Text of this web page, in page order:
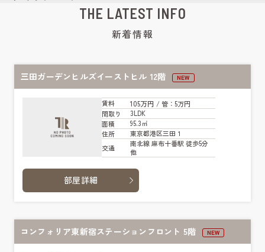
THE LATEST INFO
新着情報
三田ガーデンヒルズイーストヒル 12階 NEW
賃料 105万円 / 管：5万円
間取り
3LDK
面積
95.3㎡
住所
東京都港区三田１
交通
南北線 麻布十番駅 徒歩5分
他
部屋詳細
コンフォリア東新宿ステーションフロント 5階 NEW